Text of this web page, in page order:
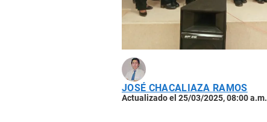
JOSÉ CHACALIAZA RAMOS
Actualizado el 25/03/2025, 08:00 a.m.